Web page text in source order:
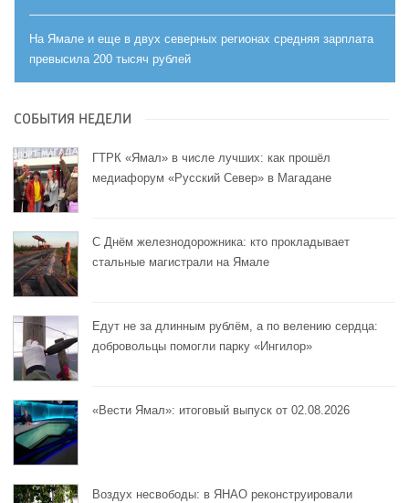
На Ямале и еще в двух северных регионах средняя зарплата
превысила 200 тысяч рублей
СОБЫТИЯ НЕДЕЛИ
ГТРК «Ямал» в числе лучших: как прошёл
медиафорум «Русский Север» в Магадане
С Днём железнодорожника: кто прокладывает
стальные магистрали на Ямале
Едут не за длинным рублём, а по велению сердца:
добровольцы помогли парку «Ингилор»
«Вести Ямал»: итоговый выпуск от 02.08.2026
Воздух несвободы: в ЯНАО реконструировали